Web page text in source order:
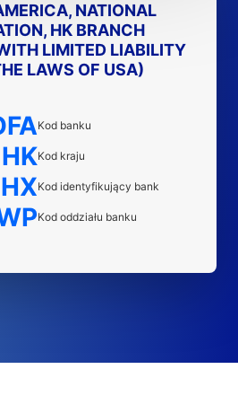
NATIONAL
HK BRANCH
LIMITED LIABILITY
LAWS OF USA)
Kod banku
HKKod kraju
HXKod identyfikujący bank
Kod oddziału banku